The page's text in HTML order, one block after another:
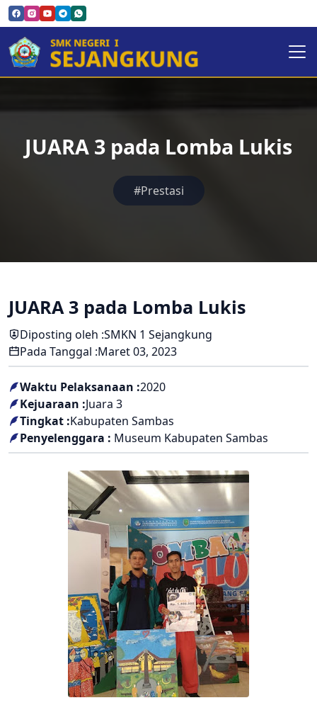
JUARA 3 pada Lomba Lukis
#Prestasi
JUARA 3 pada Lomba Lukis
Diposting oleh :SMKN 1 Sejangkung
Pada Tanggal :Maret 03, 2023
Waktu Pelaksanaan :2020
Kejuaraan :Juara 3
Tingkat :Kabupaten Sambas
Penyelenggara : Museum Kabupaten Sambas